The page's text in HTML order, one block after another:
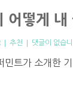
어떻게 내
| 추천 | 댓글이 없습
민트가 소개한